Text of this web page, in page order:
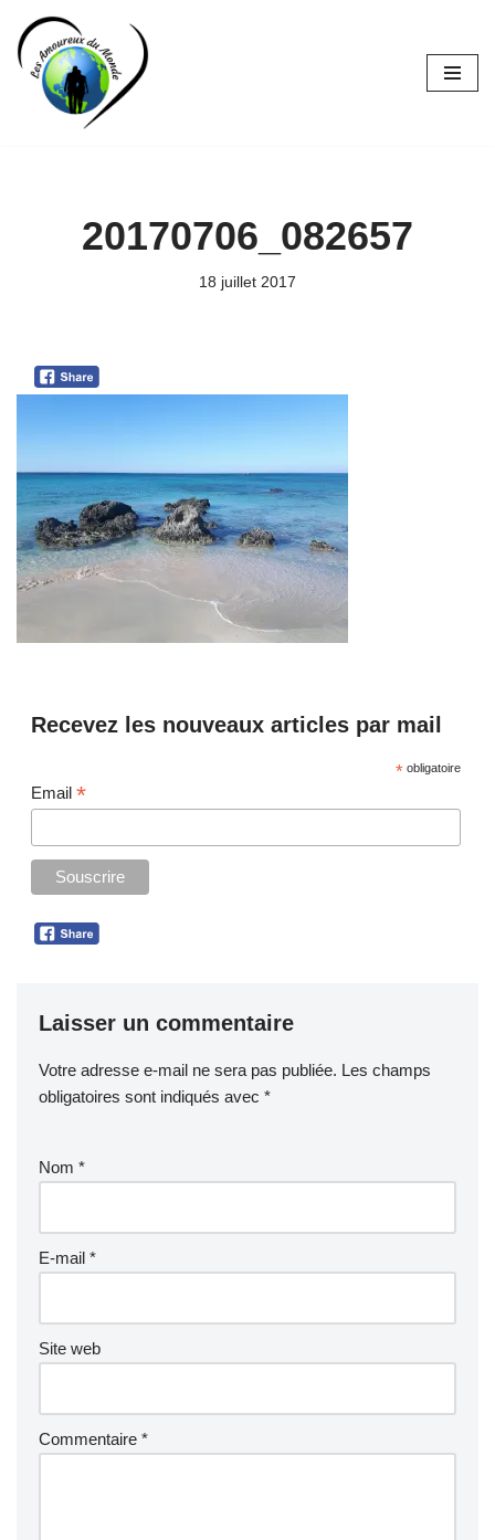
Aller
contenu
20170706_082657
18 juillet 2017
Recevez les nouveaux articles par mail
*obligatoire
Email *
Laisser un commentaire
Votre adresse e-mail ne sera pas publiée. Les champs
obligatoires sont indiqués avec *
Nom *
E-mail *
Site web
Commentaire *